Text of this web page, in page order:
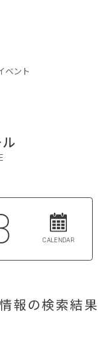
ベント
CALENDAR
報の検索結果